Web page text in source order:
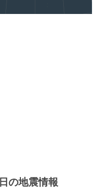
の地震情報